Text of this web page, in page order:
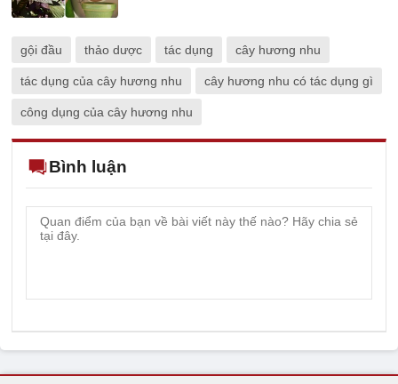
gội đầu thảo dược tác dụng cây hương nhu
tác dụng của cây hương nhu cây hương nhu có tác dụng gì
công dụng của cây hương nhu
Bình luận